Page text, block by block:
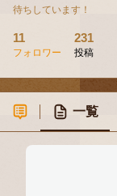
待ちしています！
11
フォロワー
231
投稿
一覧